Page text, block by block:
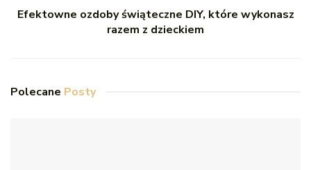
Efektowne ozdoby świąteczne DIY, które wykonasz
razem z dzieckiem
Polecane Posty